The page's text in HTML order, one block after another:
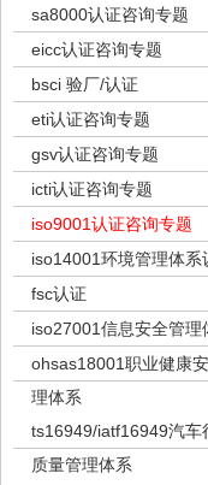
sa8000认证咨询专题
eicc认证咨询专题
bsci 验厂/认证
eti认证咨询专题
gsv认证咨询专题
icti认证咨询专题
iso9001认证咨询专题
iso14001环境管理体系
fsc认证
iso27001信息安全管理
ohsas18001职业健康
理体系
ts16949/iatf16949汽车
质量管理体系